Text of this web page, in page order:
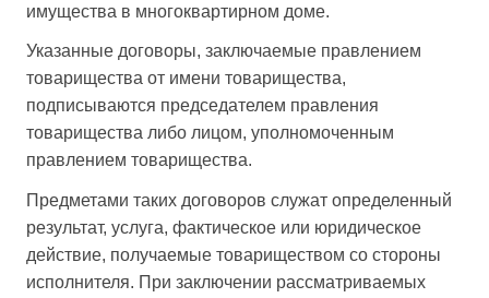
имущества в многоквартирном доме.
Указанные договоры, заключаемые правлением
товарищества от имени товарищества,
подписываются председателем правления
товарищества либо лицом, уполномоченным
правлением товарищества.
Предметами таких договоров служат определенный
результат, услуга, фактическое или юридическое
действие, получаемые товариществом со стороны
исполнителя. При заключении рассматриваемых